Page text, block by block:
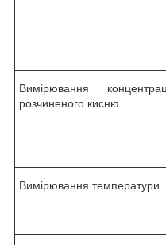
Вимірювання
розчиненого кисню
Вимірювання температури